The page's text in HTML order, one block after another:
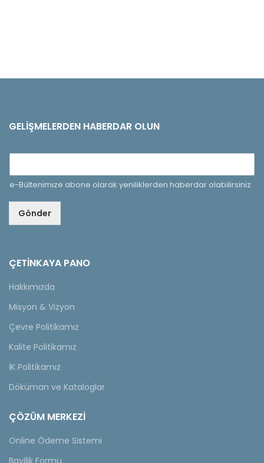
GELIŞMELERDEN HABERDAR OLUN
e-Bültenimize abone olarak yeniliklerden haberdar olabilirsiniz.
Gönder
ÇETINKAYA PANO
Hakkımızda
Misyon & Vizyon
Çevre Politikamız
Kalite Politikamız
İK Politikamız
Döküman ve Kataloglar
ÇÖZÜM MERKEZİ
Online Ödeme Sistemi
Bayilik Formu